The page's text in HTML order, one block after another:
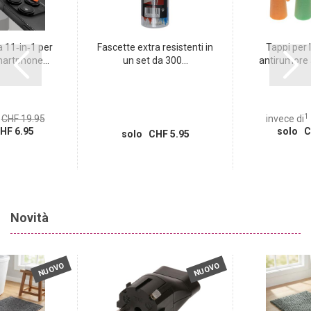
11‑in‑1 per
CHF 19.95
6.95
Fascette extra resistenti in
un set da 300...
solo CHF 5.95
Tappi per
antirumore
invece di1
solo
Novità
NUOVO NUOVO